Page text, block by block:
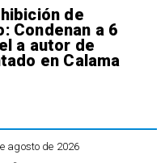
de
Condenan a 6
a autor de
en Calama
agosto de 2026